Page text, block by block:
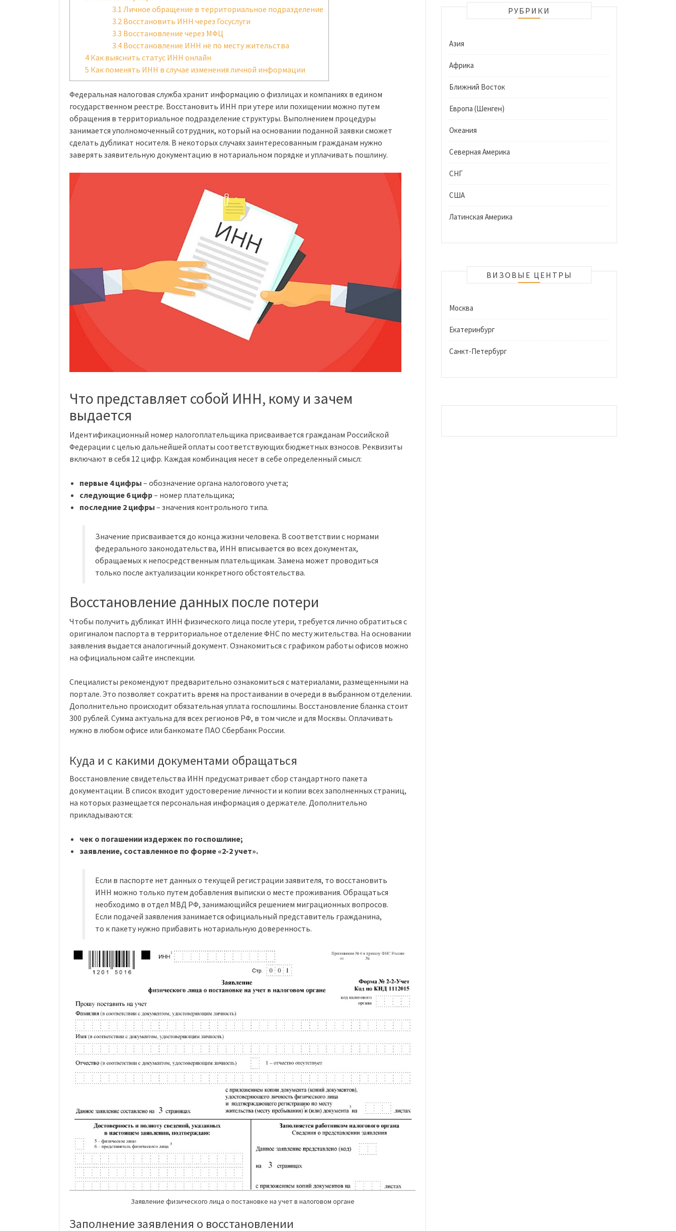
3.1 Личное обращение в территориальное подразделение
3.2 Восстановить ИНН через Госуслуги
3.3 Восстановление через МФЦ
3.4 Восстановление ИНН не по месту жительства
4 Как выяснить статус ИНН онлайн
5 Как поменять ИНН в случае изменения личной информации
Федеральная налоговая служба хранит информацию о физлицах и компаниях в едином
государственном реестре. Восстановить ИНН при утере или похищении можно путем
обращения в территориальное подразделение структуры. Выполнением процедуры
занимается уполномоченный сотрудник, который на основании поданной заявки сможет
сделать дубликат носителя. В некоторых случаях заинтересованным гражданам нужно
заверять заявительную документацию в нотариальном порядке и уплачивать пошлину.
Что представляет собой ИНН, кому и зачем
выдается
Идентификационный номер налогоплательщика присваивается гражданам Российской
Федерации с целью дальнейшей оплаты соответствующих бюджетных взносов. Реквизиты
включают в себя 12 цифр. Каждая комбинация несет в себе определенный смысл:
первые 4 цифры – обозначение органа налогового учета;
следующие 6 цифр– номер плательщика;
последние 2 цифры – значения контрольного типа.
Значение присваивается до конца жизни человека. В соответствии с нормами
федерального законодательства, ИНН вписывается во всех документах,
обращаемых к непосредственным плательщикам. Замена может проводиться
только после актуализации конкретного обстоятельства.
Восстановление данных после потери
Чтобы получить дубликат ИНН физического лица после утери, требуется лично обратиться с
оригиналом паспорта в территориальное отделение ФНС по месту жительства. На основании
заявления выдается аналогичный документ. Ознакомиться с графиком работы офисов можно
на официальном сайте инспекции.
Специалисты рекомендуют предварительно ознакомиться с материалами, размещенными на
портале. Это позволяет сократить время на простаивании в очереди в выбранном отделении.
Дополнительно происходит обязательная уплата госпошлины. Восстановление бланка стоит
300 рублей. Сумма актуальна для всех регионов РФ, в том числе и для Москвы. Оплачивать
нужно в любом офисе или банкомате ПАО Сбербанк России.
Куда и с какими документами обращаться
Восстановление свидетельства ИНН предусматривает сбор стандартного пакета
документации. В список входит удостоверение личности и копии всех заполненных страниц,
на которых размещается персональная информация о держателе. Дополнительно
прикладываются:
чек о погашении издержек по госпошлине;
заявление, составленное по форме «2-2 учет».
Если в паспорте нет данных о текущей регистрации заявителя, то восстановить
ИНН можно только путем добавления выписки о месте проживания. Обращаться
необходимо в отдел МВД РФ, занимающийся решением миграционных вопросов.
Если подачей заявления занимается официальный представитель гражданина,
то к пакету нужно прибавить нотариальную доверенность.
Заявление физического лица о постановке на учет в налоговом органе
Заполнение заявления о восстановлении
РУБРИКИ
Азия
Африка
Ближний Восток
Европа (Шенген)
Океания
Северная Америка
СНГ
США
Латинская Америка
ВИЗОВЫЕ ЦЕНТРЫ
Москва
Екатеринбург
Санкт-Петербург